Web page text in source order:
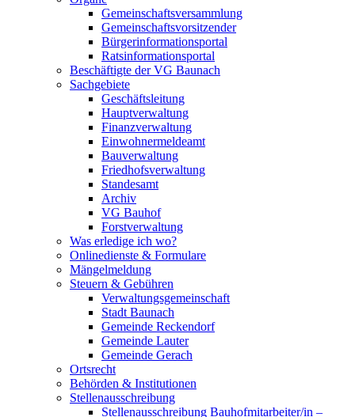
Gemeinschaftsversammlung
Gemeinschaftsvorsitzender
Bürgerinformationsportal
Ratsinformationsportal
Beschäftigte der VG Baunach
Sachgebiete
Geschäftsleitung
Hauptverwaltung
Finanzverwaltung
Einwohnermeldeamt
Bauverwaltung
Friedhofsverwaltung
Standesamt
Archiv
VG Bauhof
Forstverwaltung
Was erledige ich wo?
Onlinedienste & Formulare
Mängelmeldung
Steuern & Gebühren
Verwaltungsgemeinschaft
Stadt Baunach
Gemeinde Reckendorf
Gemeinde Lauter
Gemeinde Gerach
Ortsrecht
Behörden & Institutionen
Stellenausschreibung
Stellenausschreibung Bauhofmitarbeiter/in –